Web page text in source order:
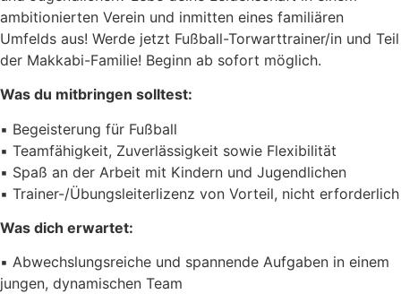
ambitionierten Verein und inmitten eines familiären
Umfelds aus! Werde jetzt Fußball-Torwarttrainer/in und Teil
der Makkabi-Familie! Beginn ab sofort möglich.
Was du mitbringen solltest:
▪️ Begeisterung für Fußball
▪️ Teamfähigkeit, Zuverlässigkeit sowie Flexibilität
▪️ Spaß an der Arbeit mit Kindern und Jugendlichen
▪️ Trainer-/Übungsleiterlizenz von Vorteil, nicht erforderlich
Was dich erwartet:
▪️ Abwechslungsreiche und spannende Aufgaben in einem
jungen, dynamischen Team